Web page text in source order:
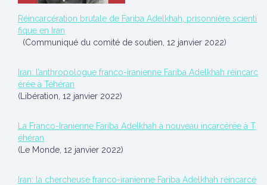
Réincarcération brutale de Fariba Adelkhah, prisonnière scienti
fique en Iran
(Communiqué du comité de soutien, 12 janvier 2022)
Iran: l’anthropologue franco-iranienne Fariba Adelkhah réincarc
érée à Téhéran
(Libération, 12 janvier 2022)
La Franco-Iranienne Fariba Adelkhah à nouveau incarcérée à T
éhéran
(Le Monde, 12 janvier 2022)
Iran: la chercheuse franco-iranienne Fariba Adelkhah réincarcé